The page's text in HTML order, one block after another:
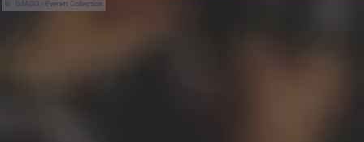
IMAGO / Everett Collection